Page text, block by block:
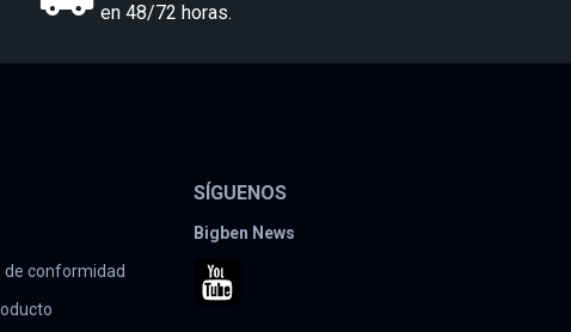
en 48/72 horas.
de conformidad
SÍGUENOS
Bigben News